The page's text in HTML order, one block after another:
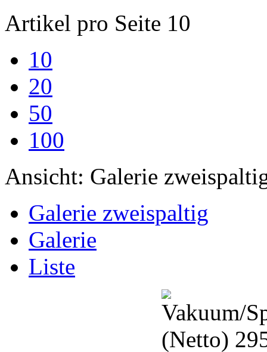
Artikel pro Seite 10
10
20
50
100
Ansicht: Galerie
Galerie zweispaltig
Galerie
Liste